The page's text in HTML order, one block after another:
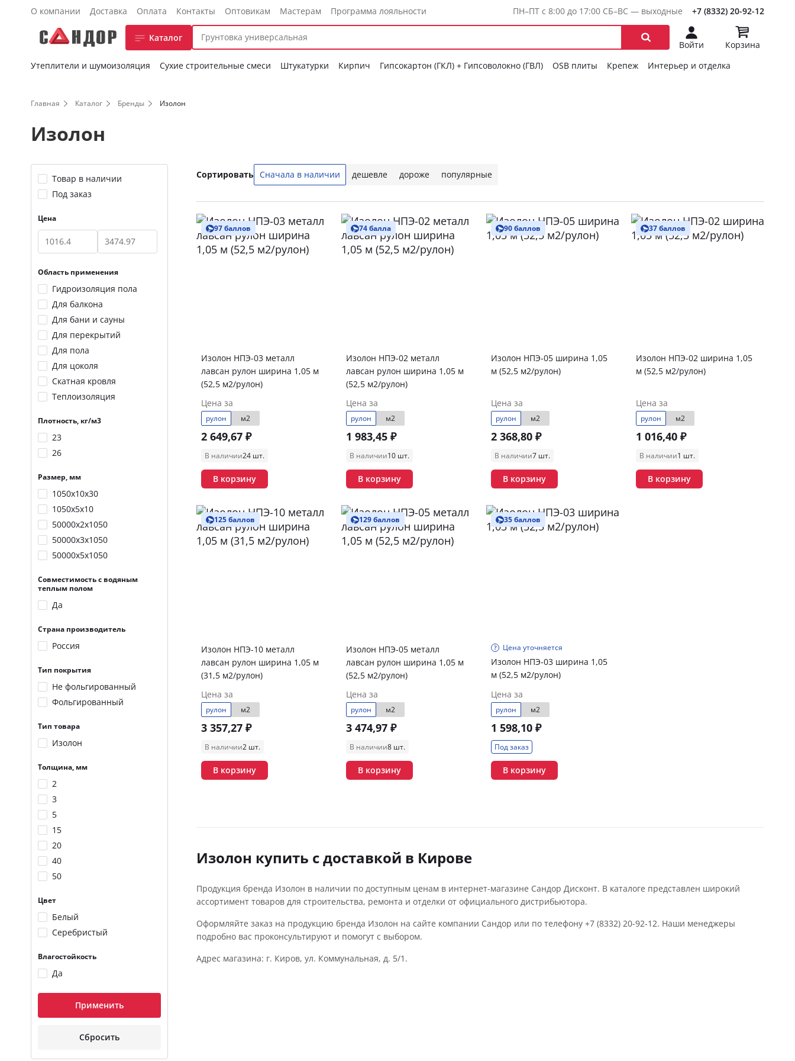
О компании Доставка Оплата Контакты Оптовикам Мастерам Программа лояльности ПН–ПТ с 8:00 до 17:00 СБ–ВС — выходные +7 (8332) 20-92-12
Каталог
Войти
Корзина
Утеплители и шумоизоляция
Сухие строительные смеси Штукатурки Кирпич Гипсокартон (ГКЛ) + Гипсоволокно (ГВЛ) OSB плиты Крепеж Интерьер и отделка
Главная Каталог Бренды Изолон
Изолон
Товар в наличии
Под заказ
Цена
Область применения
Гидроизоляция пола
Для балкона
Для бани и сауны
Для перекрытий
Для пола
Для цоколя
Скатная кровля
Теплоизоляция
Плотность, кг/м3
23
26
Размер, мм
1050х10х30
1050х5х10
50000х2х1050
50000х3х1050
50000х5х1050
Совместимость с водяным
теплым полом
Да
Страна производитель
Россия
Тип покрытия
Не фольгированный
Фольгированный
Тип товара
Изолон
Толщина, мм
2
3
5
15
20
40
50
Цвет
Белый
Серебристый
Влагостойкость
Да
Применить
Сбросить
Сортировать Сначала в наличии дешевле дороже популярные
97 баллов
Изолон НПЭ-03 металл
лавсан рулон ширина 1,05 м
(52,5 м2/рулон)
Цена за
рулон м2
2 649,67 ₽
В наличии24 шт.
В корзину
74 балла
Изолон НПЭ-02 металл
лавсан рулон ширина 1,05 м
(52,5 м2/рулон)
Цена за
рулон м2
1 983,45 ₽
В наличии10 шт.
В корзину
90 баллов
Изолон НПЭ-05 ширина 1,05
м (52,5 м2/рулон)
Цена за
рулон м2
2 368,80 ₽
В наличии7 шт.
В корзину
37 баллов
Изолон НПЭ-02 ширина 1,05
м (52,5 м2/рулон)
Цена за
рулон м2
1 016,40 ₽
В наличии1 шт.
В корзину
125 баллов
Изолон НПЭ-10 металл
лавсан рулон ширина 1,05 м
(31,5 м2/рулон)
Цена за
рулон м2
3 357,27 ₽
В наличии2 шт.
В корзину
129 баллов
Изолон НПЭ-05 металл
лавсан рулон ширина 1,05 м
(52,5 м2/рулон)
Цена за
рулон м2
3 474,97 ₽
В наличии8 шт.
В корзину
35 баллов
Цена уточняется
Изолон НПЭ-03 ширина 1,05
м (52,5 м2/рулон)
Цена за
рулон м2
1 598,10 ₽
Под заказ
В корзину
Изолон купить с доставкой в Кирове
Продукция бренда Изолон в наличии по доступным ценам в интернет-магазине Сандор Дисконт. В каталоге представлен широкий
ассортимент товаров для строительства, ремонта и отделки от официального дистрибьютора.
Оформляйте заказ на продукцию бренда Изолон на сайте компании Сандор или по телефону +7 (8332) 20-92-12. Наши менеджеры
подробно вас проконсультируют и помогут с выбором.
Адрес магазина: г. Киров, ул. Коммунальная, д. 5/1.